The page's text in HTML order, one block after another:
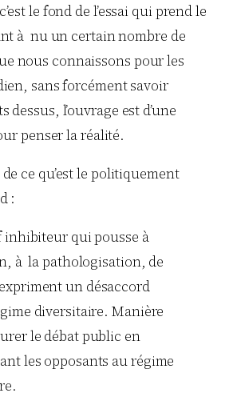
le fond de l’essai qui prend le
à nu un certain nombre de
nous connaissons pour les
sans forcément savoir
dessus, l’ouvrage est d’une
penser la réalité.
ce qu’est le politiquement
:
inhibiteur qui pousse à
à la pathologisation, de
un désaccord
diversitaire. Manière
le débat public en
les opposants au régime